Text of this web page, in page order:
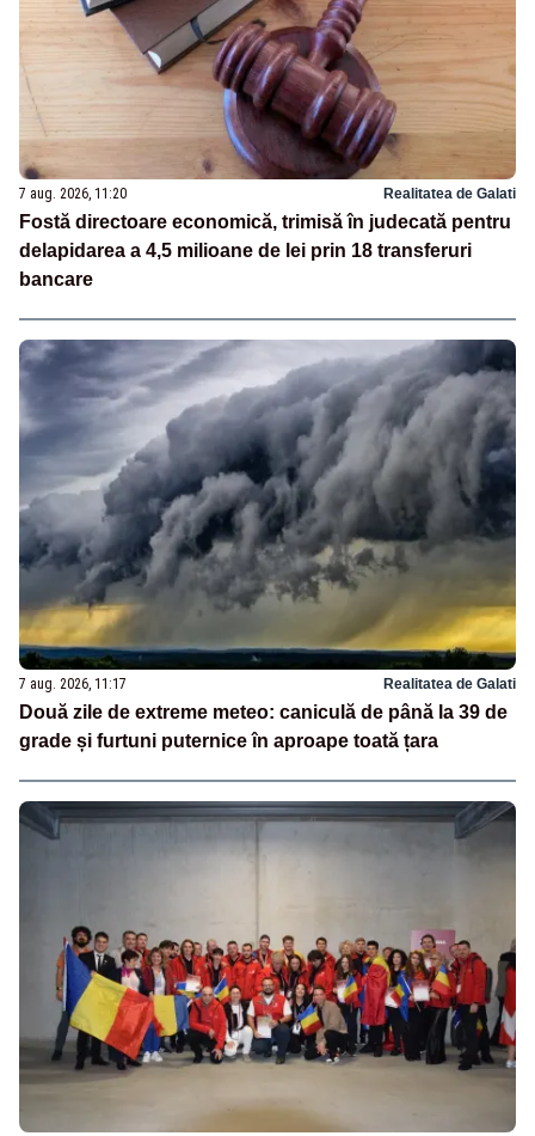
7 aug. 2026, 11:20 Realitatea de Galati
Fostă directoare economică, trimisă în judecată pentru
delapidarea a 4,5 milioane de lei prin 18 transferuri
bancare
7 aug. 2026, 11:17 Realitatea de Galati
Două zile de extreme meteo: caniculă de până la 39 de
grade și furtuni puternice în aproape toată țara